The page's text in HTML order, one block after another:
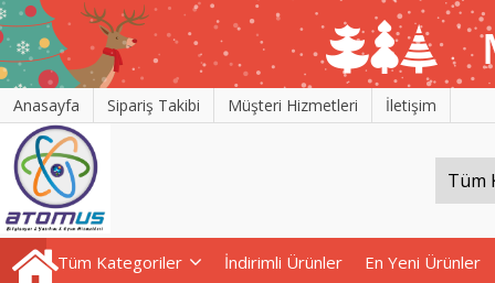
Anasayfa Sipariş Takibi Müşteri Hizmetleri İletişim
Tüm Kategoriler İndirimli Ürünler En Yeni Ürünler